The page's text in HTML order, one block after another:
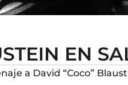
EN
a David “Coco”